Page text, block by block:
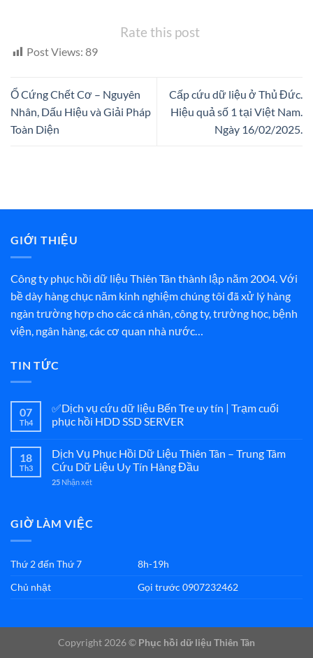
Rate this post
Post Views: 89
Ổ Cứng Chết Cơ – Nguyên
Nhân, Dấu Hiệu và Giải Pháp
Toàn Diện
Cấp cứu dữ liệu ở Thủ Đức.
Hiệu quả số 1 tại Việt Nam.
Ngày 16/02/2025.
GIỚI THIỆU
Công ty phục hồi dữ liệu Thiên Tân thành lập năm 2004. Với
bề dày hàng chục năm kinh nghiệm chúng tôi đã xử lý hàng
ngàn trường hợp cho các cá nhân, công ty, trường học, bệnh
viện, ngân hàng, các cơ quan nhà nước…
TIN TỨC
07
Th4
✅Dịch vụ cứu dữ liệu Bến Tre uy tín | Trạm cuối
phục hồi HDD SSD SERVER
18
Th3
Dịch Vụ Phục Hồi Dữ Liệu Thiên Tân – Trung Tâm
Cứu Dữ Liệu Uy Tín Hàng Đầu
25 Nhận xét
GIỜ LÀM VIỆC
Thứ 2 đến Thứ 7
8h-19h
Chủ nhật
Gọi trước 0907232462
Copyright 2026 © Phục hồi dữ liệu Thiên Tân